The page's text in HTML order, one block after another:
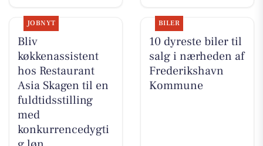
JOBNYT
Bliv
køkkenassistent
hos Restaurant
Asia Skagen til en
fuldtidsstilling
med
konkurrencedygti
BILER
10 dyreste biler til
salg i nærheden af
Frederikshavn
Kommune